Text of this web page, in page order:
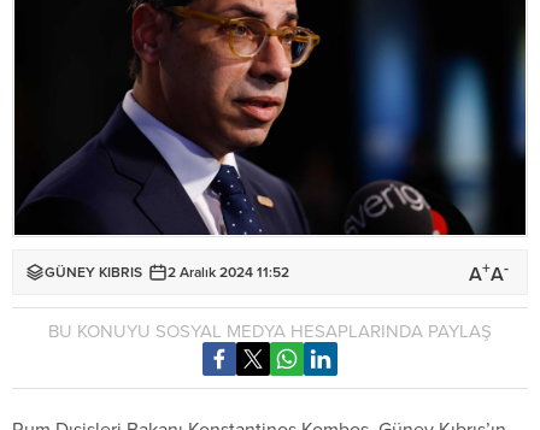
GÜNEY KIBRIS 2 Aralık 2024 11:52 A+A-
BU KONUYU SOSYAL MEDYA HESAPLARINDA PAYLAŞ